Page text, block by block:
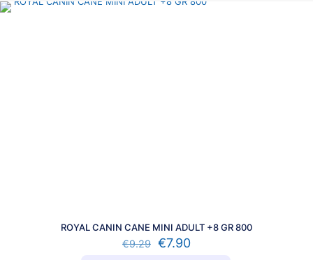
ROYAL CANIN CANE MINI ADULT +8 GR 800
€9.29 €7.90